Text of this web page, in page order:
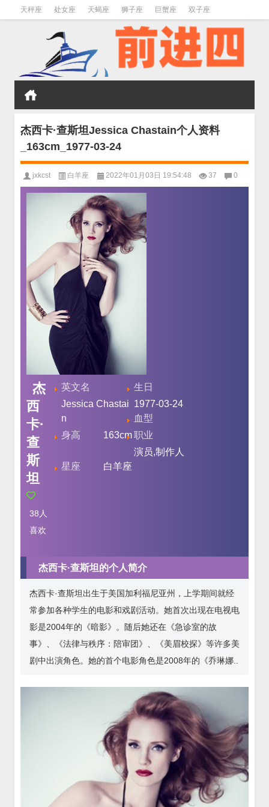
天秤座 处女座 天蝎座 狮子座 巨蟹座 双子座
杰西卡·查斯坦Jessica Chastain个人资料
_163cm_1977-03-24
jxkcst 白羊座 2022年01月03日 19:54:48 37 0
杰
西
卡·
查
斯
坦
38 人
喜欢
英文名
Jessica Chastai
n
生日
1977-03-24
血型
身高
163cm职业
演员,制作人
星座
白羊座
杰西卡·查斯坦的个人简介
杰西卡·查斯坦出生于美国加利福尼亚州，上学期间就经
常参加各种学生的电影和戏剧活动。她首次出现在电视电
影是2004年的《暗影》。随后她还在《急诊室的故
事》、《法律与秩序：陪审团》、《美眉校探》等许多美
剧中出演角色。她的首个电影角色是2008年的《乔琳娜..